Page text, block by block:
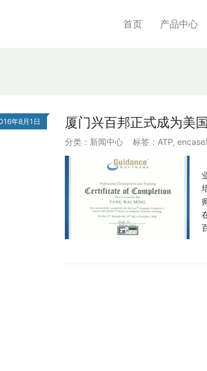
首页 产品中心
年8月1日 厦门兴百邦正式成为美
分类： 新闻中心 标签： ATP, encase